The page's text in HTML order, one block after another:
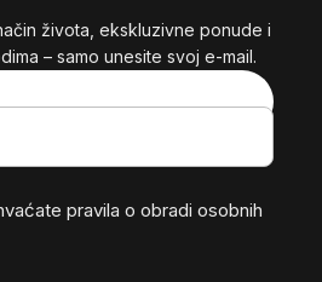
života, ekskluzivne ponude i
– samo unesite svoj e-mail.
pravila o obradi osobnih